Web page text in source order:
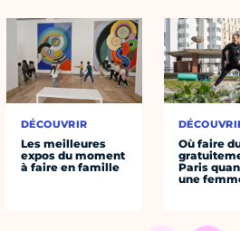
DÉCOUVRIR
Les meilleures
expos du moment
à faire en famille
Où faire
Paris
une